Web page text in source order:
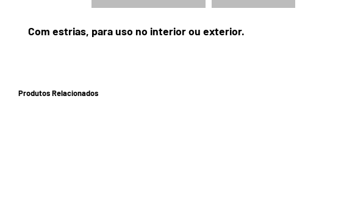
Com estrias, para uso no interior ou exterior.
Produtos Relacionados